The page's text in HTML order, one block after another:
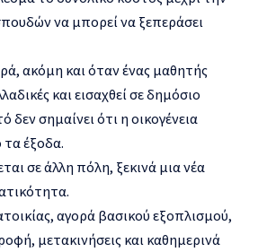
να μπορεί να ξεπεράσει
ακόμη και όταν ένας μαθητής
και εισαχθεί σε δημόσιο
δεν σημαίνει ότι η οικογένεια
έξοδα.
σε άλλη πόλη, ξεκινά μια νέα
αγορά βασικού εξοπλισμού,
μετακινήσεις και καθημερινά